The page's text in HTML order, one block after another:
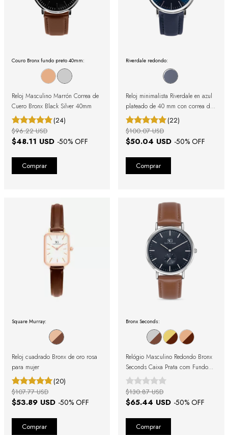
Couro Bronx fundo preto 40mm:
Reloj Masculino Marrón Correa de
Cuero Bronx Black Silver 40mm
(24)
$48.11 USD -50% OFF
$96.22 USD
Riverdale redondo:
Reloj minimalista Riverdale en azul
plateado de 40 mm con correa de
cuero
(22)
$50.04 USD -50% OFF
$100.07 USD
Square Murray:
Reloj cuadrado Bronx de oro rosa
para mujer
(20)
$53.89 USD -50% OFF
$107.77 USD
Bronx Seconds:
Relógio Masculino Redondo Bronx
Seconds Caixa Prata com Fundo
Azul e Pulseira de Couro Marrom
$65.44 USD -50% OFF
$130.87 USD